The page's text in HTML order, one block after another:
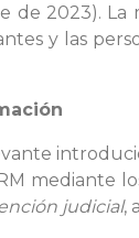
de 2023). La
y las
mediante
judicial,